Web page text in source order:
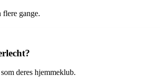
gange.
deres hjemmeklub.